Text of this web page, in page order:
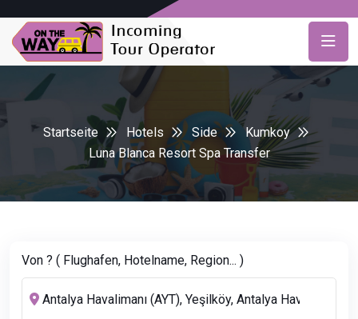
Startseite Hotels Side
Kumkoy
Luna Blanca Resort Spa Transfer
Von ? ( Flughafen, Hotelname, Region... )